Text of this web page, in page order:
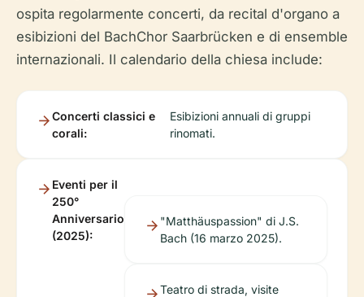
ospita regolarmente concerti, da recital d'organo a
esibizioni del BachChor Saarbrücken e di ensemble
internazionali. Il calendario della chiesa include:
Concerti classici e
corali:
Esibizioni annuali di gruppi
rinomati.
Eventi per il
250°
Anniversario
(2025):
"Matthäuspassion" di J.S.
Bach (16 marzo 2025).
Teatro di strada, visite